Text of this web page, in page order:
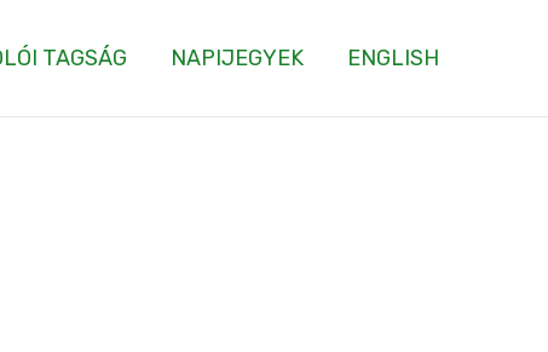
TAGSÁG NAPIJEGYEK ENGLISH